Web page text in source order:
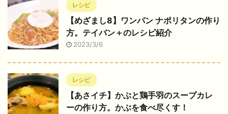
レシピ
【めざまし8】ワンパン ナポリタンの作り
方。テイバン＋のレシピ紹介
2023/3/6
レシピ
【あさイチ】かぶと鶏手羽のスープカレ
ーの作り方。かぶを食べ尽くす！